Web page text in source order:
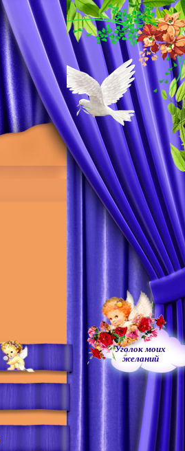
Уголок моих
желаний